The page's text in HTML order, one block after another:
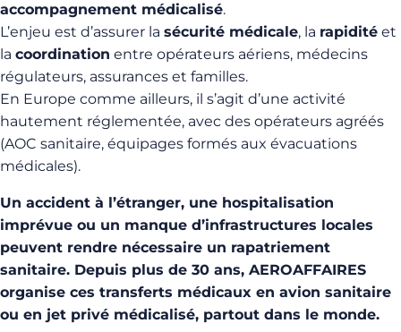
accompagnement médicalisé.
L’enjeu est d’assurer la sécurité médicale, la rapidité et
la coordination entre opérateurs aériens, médecins
régulateurs, assurances et familles.
En Europe comme ailleurs, il s’agit d’une activité
hautement réglementée, avec des opérateurs agréés
(AOC sanitaire, équipages formés aux évacuations
médicales).
Un accident à l’étranger, une hospitalisation
imprévue ou un manque d’infrastructures locales
peuvent rendre nécessaire un rapatriement
sanitaire. Depuis plus de 30 ans, AEROAFFAIRES
organise ces transferts médicaux en avion sanitaire
ou en jet privé médicalisé, partout dans le monde.